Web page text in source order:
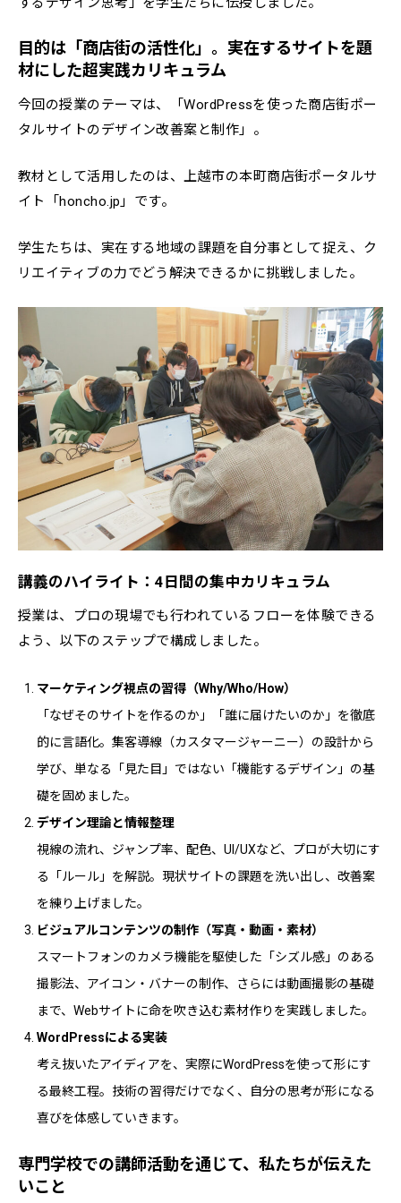
目的は「商店街の活性化」。実在するサイトを題
材にした超実践カリキュラム
今回の授業のテーマは、「WordPressを使った商店街ポー
タルサイトのデザイン改善案と制作」。
教材として活用したのは、上越市の本町商店街ポータルサ
イト「honcho.jp 」です。
学生たちは、実在する地域の課題を自分事として捉え、ク
リエイティブの力でどう解決できるかに挑戦しました。
講義のハイライト：4日間の集中カリキュラム
授業は、プロの現場でも行われているフローを体験できる
よう、以下のステップで構成しました。
マーケティング視点の習得（Why/Who/How）
「なぜそのサイトを作るのか」「誰に届けたいのか」を徹底
的に言語化。集客導線（カスタマージャーニー）の設計から
学び、単なる「見た目」ではない「機能するデザイン」の基
礎を固めました。
デザイン理論と情報整理
視線の流れ、ジャンプ率、配色、UI/UXなど、プロが大切にす
る「ルール」を解説。現状サイトの課題を洗い出し、改善案
を練り上げました。
ビジュアルコンテンツの制作（写真・動画・素材）
スマートフォンのカメラ機能を駆使した「シズル感」のある
撮影法、アイコン・バナーの制作、さらには動画撮影の基礎
まで、Webサイトに命を吹き込む素材作りを実践しました。
WordPressによる実装
考え抜いたアイディアを、実際にWordPressを使って形にす
る最終工程。技術の習得だけでなく、自分の思考が形になる
喜びを体感していきます。
専門学校での講師活動を通じて、私たちが伝えた
いこと